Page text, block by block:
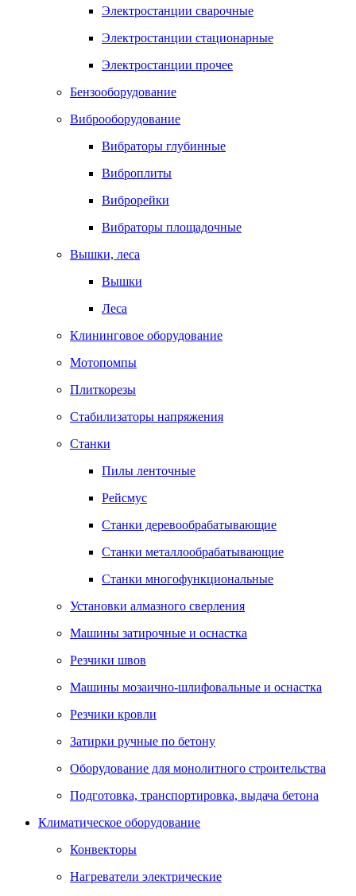
Электростанции сварочные
Электростанции стационарные
Электростанции прочее
Бензооборудование
Виброоборудование
Вибраторы глубинные
Виброплиты
Виброрейки
Вибраторы площадочные
Вышки, леса
Вышки
Леса
Клининговое оборудование
Мотопомпы
Плиткорезы
Стабилизаторы напряжения
Станки
Пилы ленточные
Рейсмус
Станки деревообрабатывающие
Станки металлообрабатывающие
Станки многофункциональные
Установки алмазного сверления
Машины затирочные и оснастка
Резчики швов
Машины мозаично-шлифовальные и оснастка
Резчики кровли
Затирки ручные по бетону
Оборудование для монолитного строительства
Подготовка, транспортировка, выдача бетона
Климатическое оборудование
Конвекторы
Нагреватели электрические